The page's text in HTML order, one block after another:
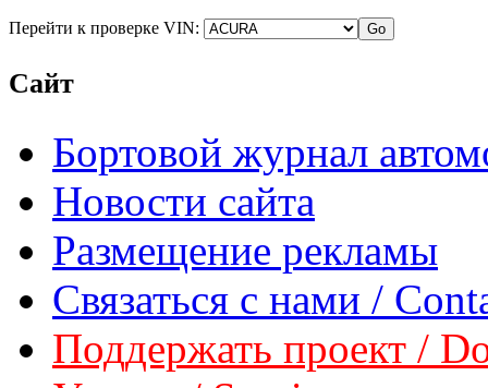
Перейти к проверке VIN:
Сайт
Бортовой журнал
Новости сайта
Размещение рекламы
Связаться с нами /
Поддержать проект /